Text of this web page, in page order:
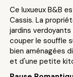
Ce luxueux B&B
Cassis. La
jardins
couper le souffle
bien aménagées
et d'une petite